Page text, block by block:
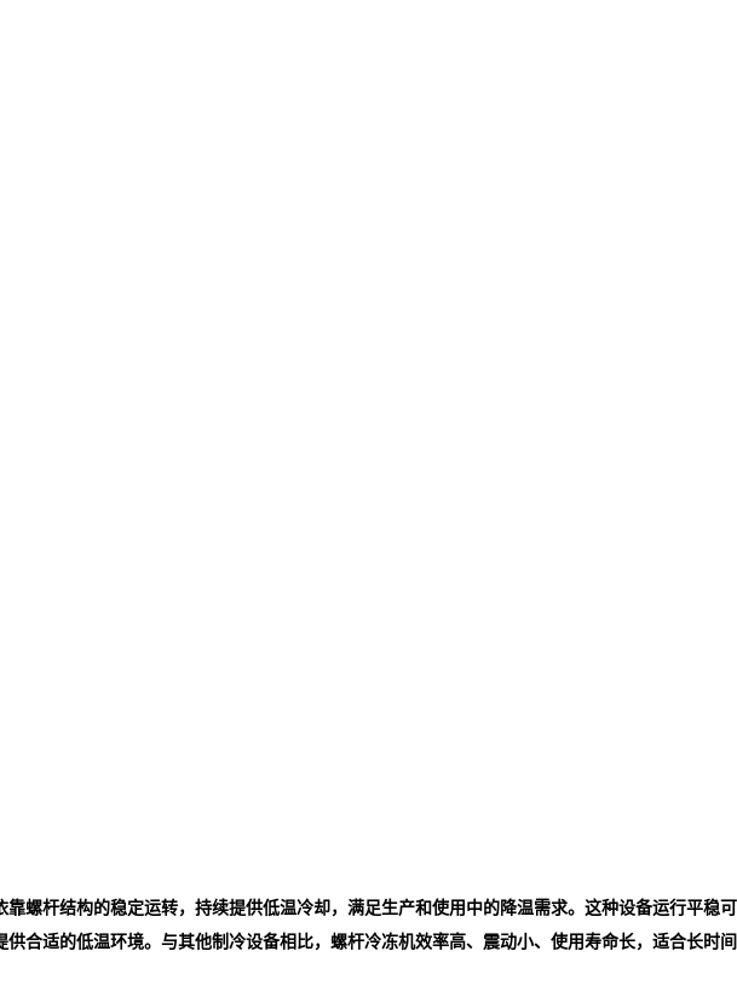
螺杆结构的稳定运转，持续提供低温冷却，满足生产和使用中的降温需求。这种设备运行平稳可
合适的低温环境。与其他制冷设备相比，螺杆冷冻机效率高、震动小、使用寿命长，适合长时间